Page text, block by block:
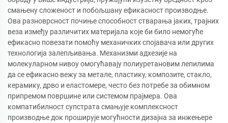
смањену сложеност и побољшану ефикасност производње.
Ова разноврсност почиње способност стварања јаких, трајних
веза између различитих материјала које би било немогуће
ефикасно повезати помоћу механичких спојавача или других
технологија залепљивања. Механизми адхезије на
молекуларном нивоу омогућавају полиуретановим лепилима
да се ефикасно вежу за метале, пластику, композите, стакло,
керамику, дрво и еластомере, често без потребе за обимном
припремом површине или системом прајмера. Ова
компатибилност супстрата смањује комплексност
производње док проширује могућности дизајна за инжењере